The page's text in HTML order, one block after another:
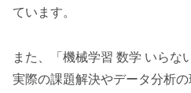
ています。
また、「機械学習 数学 いらな
実際の課題解決やデータ分析